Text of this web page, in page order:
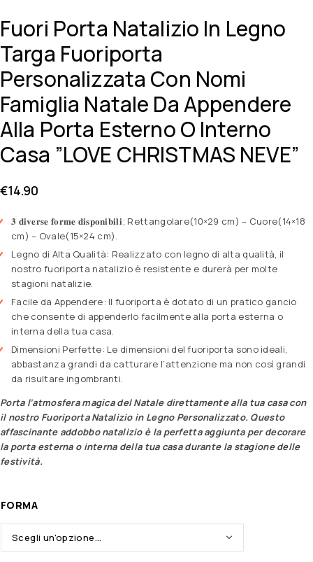
Fuori Porta Natalizio In Legno
Targa Fuoriporta
Personalizzata Con Nomi
Famiglia Natale Da Appendere
Alla Porta Esterno O Interno
Casa ”LOVE CHRISTMAS NEVE”
€14.90
𝟑 𝐝𝐢𝐯𝐞𝐫𝐬𝐞 𝐟𝐨𝐫𝐦𝐞 𝐝𝐢𝐬𝐩𝐨𝐧𝐢𝐛𝐢𝐥𝐢; Rettangolare(10×29 cm) – Cuore(14×18
cm) – Ovale(15×24 cm).
Legno di Alta Qualità: Realizzato con legno di alta qualità, il
nostro fuoriporta natalizio è resistente e durerà per molte
stagioni natalizie.
Facile da Appendere: Il fuoriporta è dotato di un pratico gancio
che consente di appenderlo facilmente alla porta esterna o
interna della tua casa.
Dimensioni Perfette: Le dimensioni del fuoriporta sono ideali,
abbastanza grandi da catturare l’attenzione ma non così grandi
da risultare ingombranti.
Porta l’atmosfera magica del Natale direttamente alla tua casa con
il nostro Fuoriporta Natalizio in Legno Personalizzato. Questo
affascinante addobbo natalizio è la perfetta aggiunta per decorare
la porta esterna o interna della tua casa durante la stagione delle
festività.
FORMA